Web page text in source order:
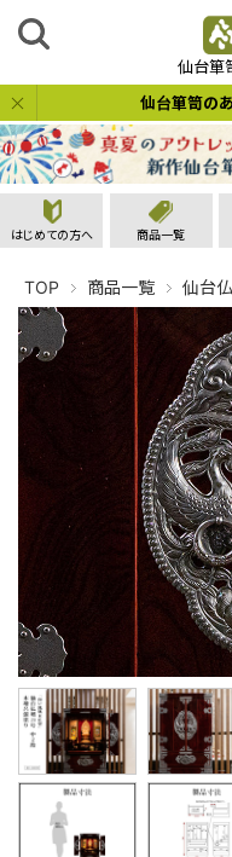
仙台箪
仙台箪笥の
はじめての方へ 商品一覧
TOP 商品一覧 仙台